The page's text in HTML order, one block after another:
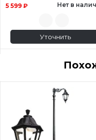
5 599 ₽
Нет в
Уточнить